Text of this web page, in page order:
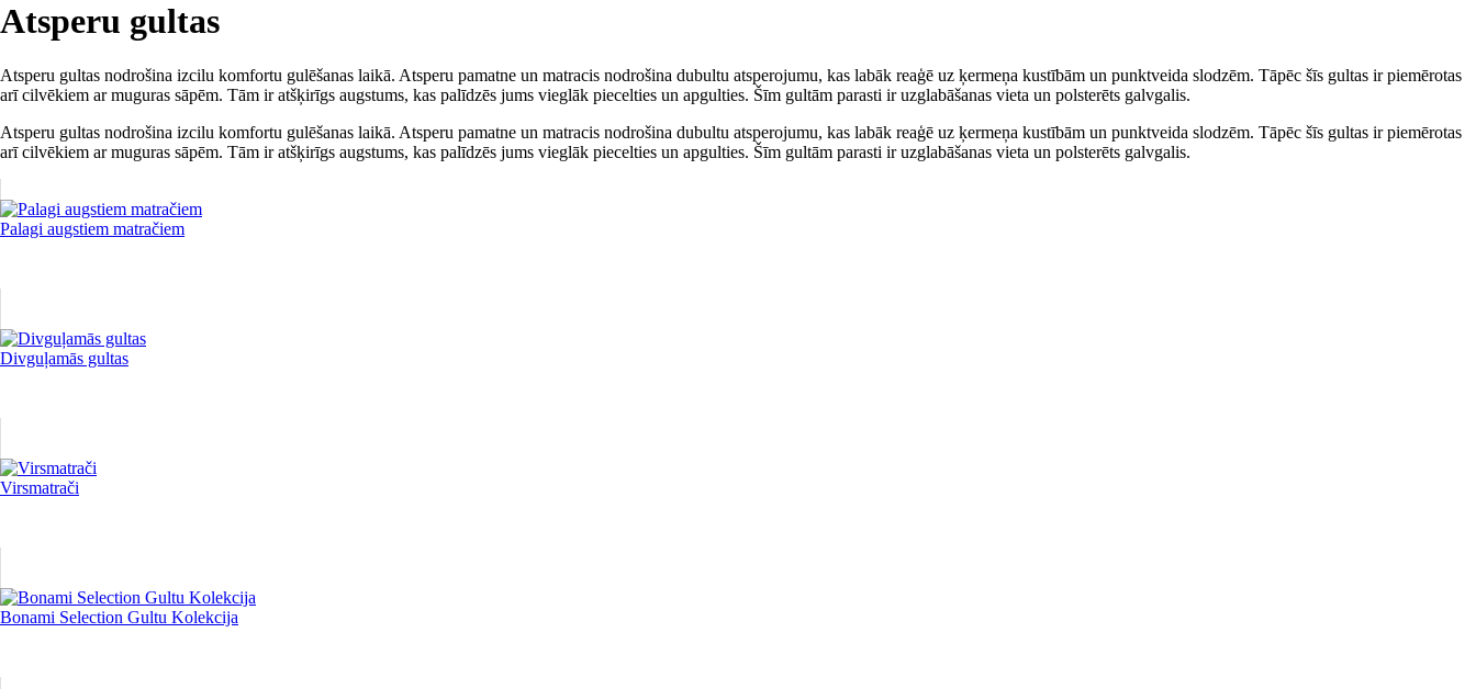
Atsperu gultas
Atsperu gultas nodrošina izcilu komfortu gulēšanas laikā. Atsperu pamatne un matracis nodrošina dubultu atsperojumu, kas labāk reaģē uz ķermeņa kustībām un punktveida slodzēm. Tāpēc šīs gultas ir piemērotas
arī cilvēkiem ar muguras sāpēm. Tām ir atšķirīgs augstums, kas palīdzēs jums vieglāk piecelties un apgulties. Šīm gultām parasti ir uzglabāšanas vieta un polsterēts galvgalis.
Atsperu gultas nodrošina izcilu komfortu gulēšanas laikā. Atsperu pamatne un matracis nodrošina dubultu atsperojumu, kas labāk reaģē uz ķermeņa kustībām un punktveida slodzēm. Tāpēc šīs gultas ir piemērotas
arī cilvēkiem ar muguras sāpēm. Tām ir atšķirīgs augstums, kas palīdzēs jums vieglāk piecelties un apgulties. Šīm gultām parasti ir uzglabāšanas vieta un polsterēts galvgalis.
Palagi augstiem matračiem
Divguļamās gultas
Virsmatrači
Bonami Selection Gultu Kolekcija